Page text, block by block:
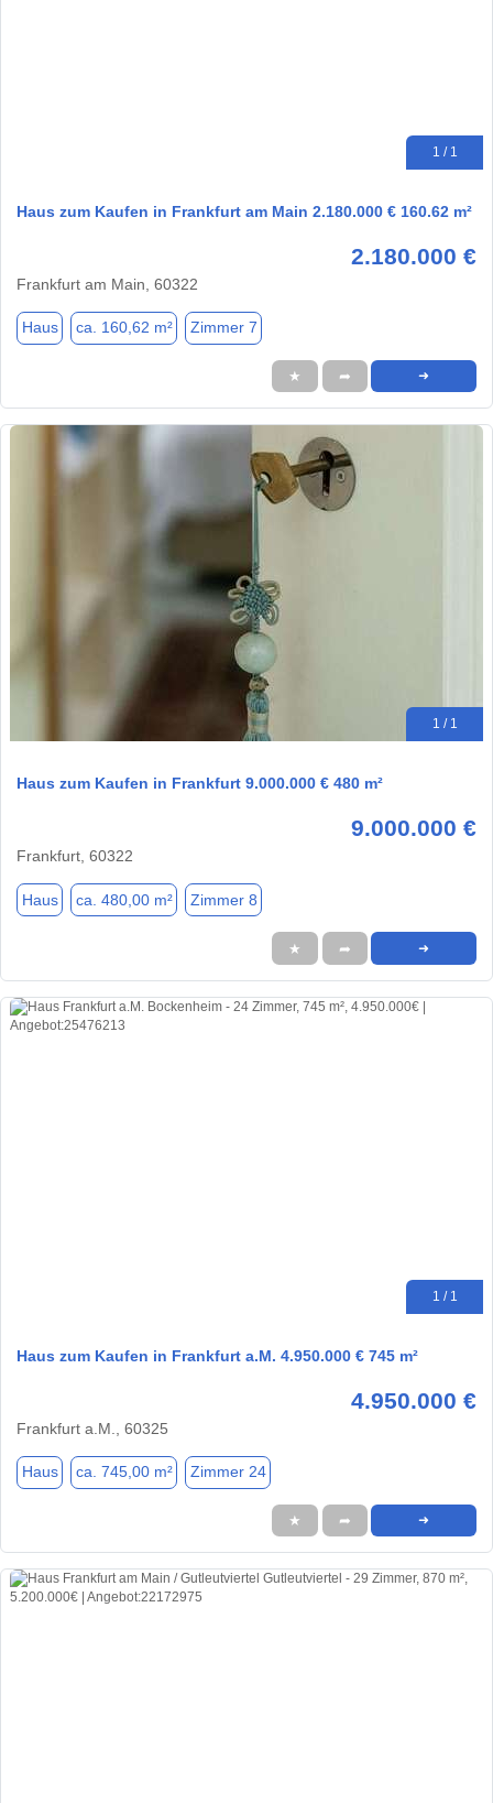
1 / 1
Haus zum Kaufen in Frankfurt am Main 2.180.000 € 160.62 m²
2.180.000 €
Frankfurt am Main, 60322
Haus ca. 160,62 m² Zimmer 7
★ ➦ ➜
1 / 1
Haus zum Kaufen in Frankfurt 9.000.000 € 480 m²
9.000.000 €
Frankfurt, 60322
Haus ca. 480,00 m² Zimmer 8
★ ➦ ➜
1 / 1
Haus zum Kaufen in Frankfurt a.M. 4.950.000 € 745 m²
4.950.000 €
Frankfurt a.M., 60325
Haus ca. 745,00 m² Zimmer 24
★ ➦ ➜